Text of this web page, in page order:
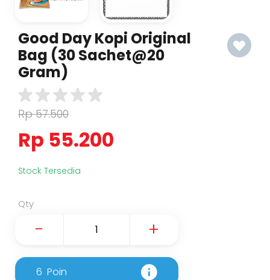
Good Day Kopi Original
Bag (30 Sachet@20
Gram)
Rp 57.500
Rp 55.200
Stock Tersedia
Qty
+
-
6 Poin